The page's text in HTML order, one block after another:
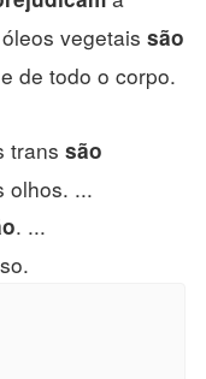
vegetais são
de todo o corpo.
trans são
olhos. ...
. ...